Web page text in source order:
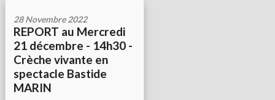
28 Novembre 2022
REPORT au Mercredi
21 décembre - 14h30 -
Crèche vivante en
spectacle Bastide
MARIN